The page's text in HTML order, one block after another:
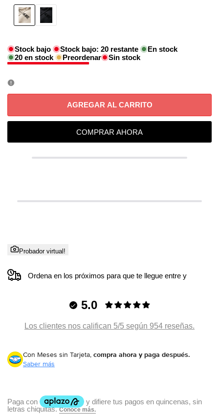
Variante
beige Variante
Negro
Stock bajo Stock bajo: 20 restante
En stock
20 en stock Preordenar Sin stock
AGREGAR AL CARRITO
COMPRAR AHORA
Probador virtual!
Ordena en los próximos para que te llegue entre y
5.0
Los clientes nos califican 5/5 según 954 reseñas.
Con Meses sin Tarjeta, compra ahora y paga después.
Saber más